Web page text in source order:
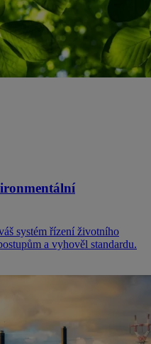
systém řízení životního
a vyhověl standardu.